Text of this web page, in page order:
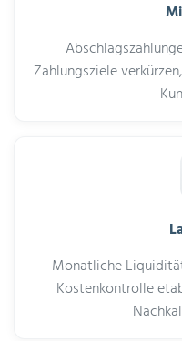
Zahlungsziele
Monatliche
Kostenkontrolle